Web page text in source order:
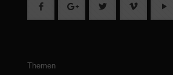
Themen